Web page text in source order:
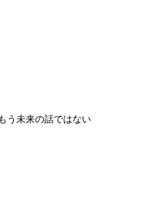
う未来の話ではない